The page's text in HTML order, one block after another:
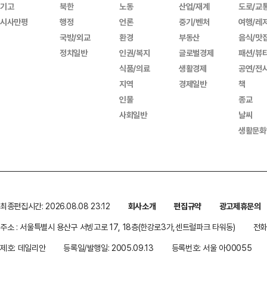
기고
시사만평
북한
행정
국방/외교
정치일반
노동
언론
환경
인권/복지
식품/의료
지역
인물
사회일반
산업/재계
중기/벤처
부동산
글로벌경제
생활경제
경제일반
도로/교
여행/레
음식/맛
패션/뷰
공연/전
책
종교
날씨
생활문
최종편집시간: 2026.08.08 23:12 회사소개 편집규약
광고제휴문의
주소 : 서울특별시 용산구 서빙고로 17, 18층(한강로3가,센트럴파크 타워동)
전
제호: 데일리안
등록일/발행일: 2005.09.13 등록번호: 서울 아00055